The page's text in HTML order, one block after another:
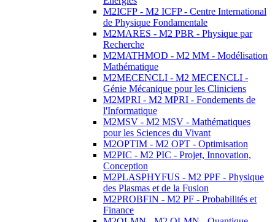
M2ICFP - M2 ICFP - Centre International
de Physique Fondamentale
M2MARES - M2 PBR - Physique par
Recherche
M2MATHMOD - M2 MM - Modélisation
Mathématique
M2MECENCLI - M2 MECENCLI -
Génie Mécanique pour les Cliniciens
M2MPRI - M2 MPRI - Fondements de
l'Informatique
M2MSV - M2 MSV - Mathématiques
pour les Sciences du Vivant
M2OPTIM - M2 OPT - Optimisation
M2PIC - M2 PIC - Projet, Innovation,
Conception
M2PLASPHYFUS - M2 PPF - Physique
des Plasmas et de la Fusion
M2PROBFIN - M2 PF - Probabilités et
Finance